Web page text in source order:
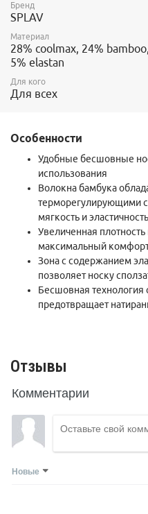
не опасаясь шокировать
Уплотненная подошва
предотвращает скольжение
Зона с содержанием
прочно держаться на ноге, не
как у толстых «треков»,
Свойства Coolmax:
Эффективно отводит
Cохраняет тело сухим
физических нагрузок
Бренд
SPLAV
Материал
28% coolmax, 24%
5% elastan
Для кого
Для всех
Особенности
Удобные бесшовные
использования
Волокна бамбука
терморегулирующими
мягкость и эластичность
Увеличенная
максимальный
Зона с содержанием
позволяет носку
Бесшовная
предотвращает
Отзывы
Комментарии
Новые